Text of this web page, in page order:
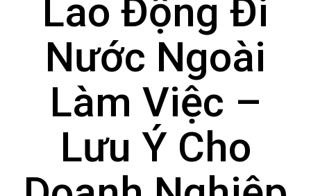
Lao Động Đi
Nước Ngoài
Làm Việc –
Lưu Ý Cho